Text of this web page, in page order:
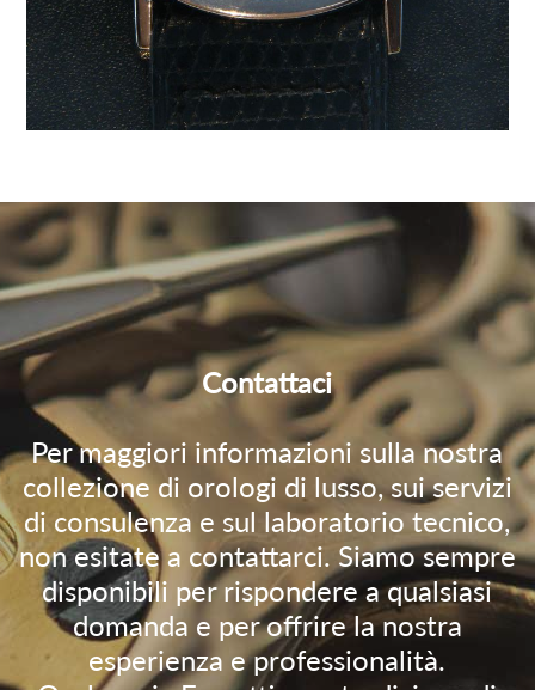
Contattaci
Per maggiori informazioni sulla nostra
collezione di orologi di lusso, sui servizi
di consulenza e sul laboratorio tecnico,
non esitate a contattarci. Siamo sempre
disponibili per rispondere a qualsiasi
domanda e per offrire la nostra
esperienza e professionalità.